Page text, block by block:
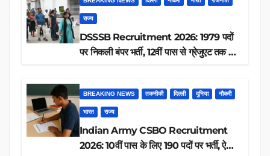
राज्य
DSSSB Recruitment 2026: 1979 पदों
पर निकली बंपर भर्ती, 12वीं पास से ग्रेजुएट तक करें
BREAKING NEWS तकनीकी दिल्ली दुनिया नौकरी
भारत राज्य
Indian Army CSBO Recruitment
2026: 10वीं पास के लिए 190 पदों पर भर्ती, ऐसे